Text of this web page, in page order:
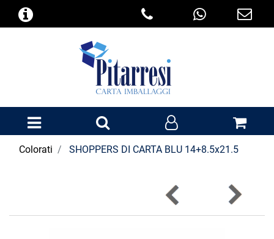
Open menu
Colorati SHOPPERS DI CARTA BLU 14+8.5x21.5